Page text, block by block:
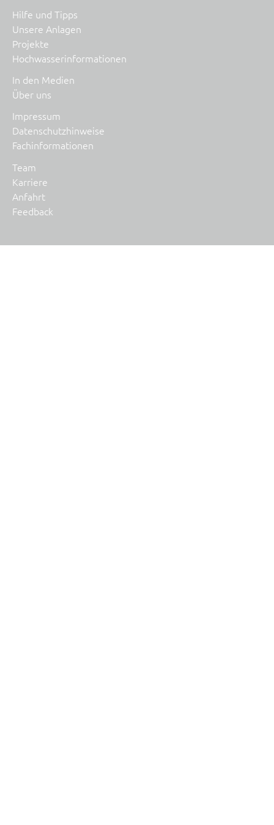
Hilfe und Tipps
Unsere Anlagen
Projekte
Hochwasserinformationen
In den Medien
Über uns
Impressum
Datenschutzhinweise
Fachinformationen
Team
Karriere
Anfahrt
Feedback